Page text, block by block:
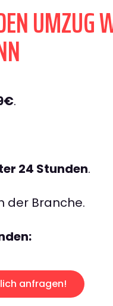
UMZUG
.
24 Stunden.
der Branche.
anfragen!